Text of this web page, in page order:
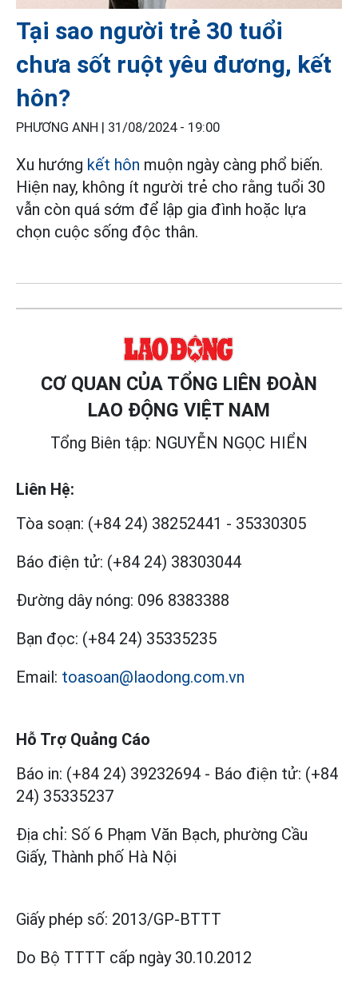
Tại sao người trẻ 30 tuổi
chưa sốt ruột yêu đương, kết
hôn?
PHƯƠNG ANH | 31/08/2024 - 19:00
Xu hướng kết hôn muộn ngày càng phổ biến.
Hiện nay, không ít người trẻ cho rằng tuổi 30
vẫn còn quá sớm để lập gia đình hoặc lựa
chọn cuộc sống độc thân.
CƠ QUAN CỦA TỔNG LIÊN ĐOÀN
LAO ĐỘNG VIỆT NAM
Tổng Biên tập: NGUYỄN NGỌC HIỂN
Liên Hệ:
Tòa soạn: (+84 24) 38252441 - 35330305
Báo điện tử: (+84 24) 38303044
Đường dây nóng: 096 8383388
Bạn đọc: (+84 24) 35335235
Email: toasoan@laodong.com.vn
Hỗ Trợ Quảng Cáo
Báo in: (+84 24) 39232694 - Báo điện tử: (+84
24) 35335237
Địa chỉ: Số 6 Phạm Văn Bạch, phường Cầu
Giấy, Thành phố Hà Nội
Giấy phép số: 2013/GP-BTTT
Do Bộ TTTT cấp ngày 30.10.2012